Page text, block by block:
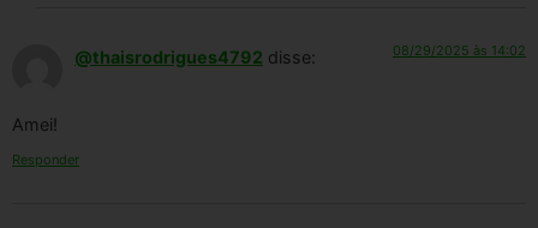
@thaisrodrigues4792 disse: 08/29/2025 às 14:02
Amei!
Responder